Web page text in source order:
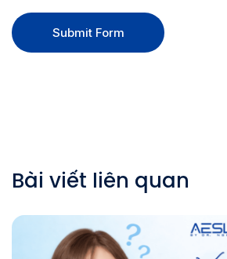
Submit Form
Bài viết liên quan